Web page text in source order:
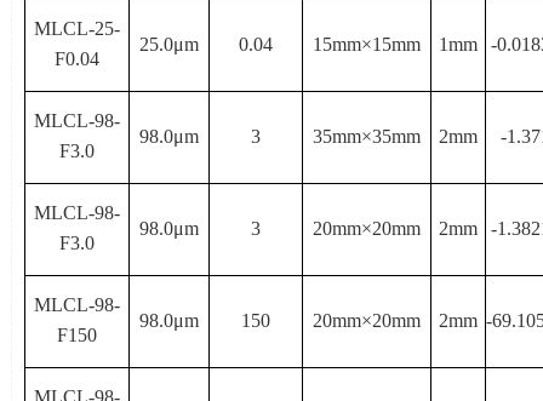
MLCL-25-
F0.04
25.0μm 0.04 15mm×15mm 1mm -
MLCL-98-
F3.0
98.0μm 3 35mm×35mm 2mm -
MLCL-98-
F3.0
98.0μm 3 20mm×20mm 2mm -
MLCL-98-
F150
98.0μm 150 20mm×20mm 2mm -
MLCL-98-